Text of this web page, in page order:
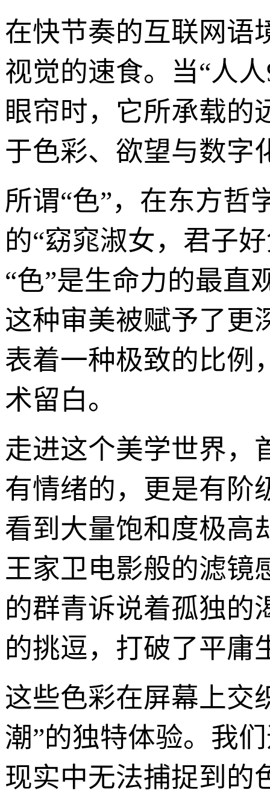
在快节奏的互联网语
视觉的速食。当“人
眼帘时，它所承载的
于色彩、欲望与数字
所谓“色”，在东方哲
的“窈窕淑女，君子
“色”是生命力的最直
这种审美被赋予了更
表着一种极致的比例
术留白。
走进这个美学世界，
有情绪的，更是有阶
看到大量饱和度极高
王家卫电影般的滤镜
的群青诉说着孤独的
的挑逗，打破了平庸
这些色彩在屏幕上交
潮”的独特体验。我
现实中无法捕捉到的